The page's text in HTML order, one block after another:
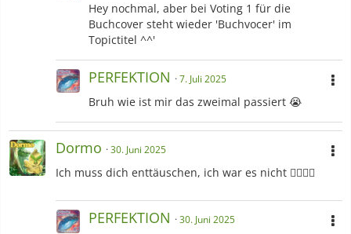
Hey nochmal, aber bei Voting 1 für die
Buchcover steht wieder 'Buchvocer' im
Topictitel ^^'
PERFEKTION 7. Juli 2025
Bruh wie ist mir das zweimal passiert 😭
Dormo 30. Juni 2025
Ich muss dich enttäuschen, ich war es nicht 👉🏻👈🏻
PERFEKTION 30. Juni 2025